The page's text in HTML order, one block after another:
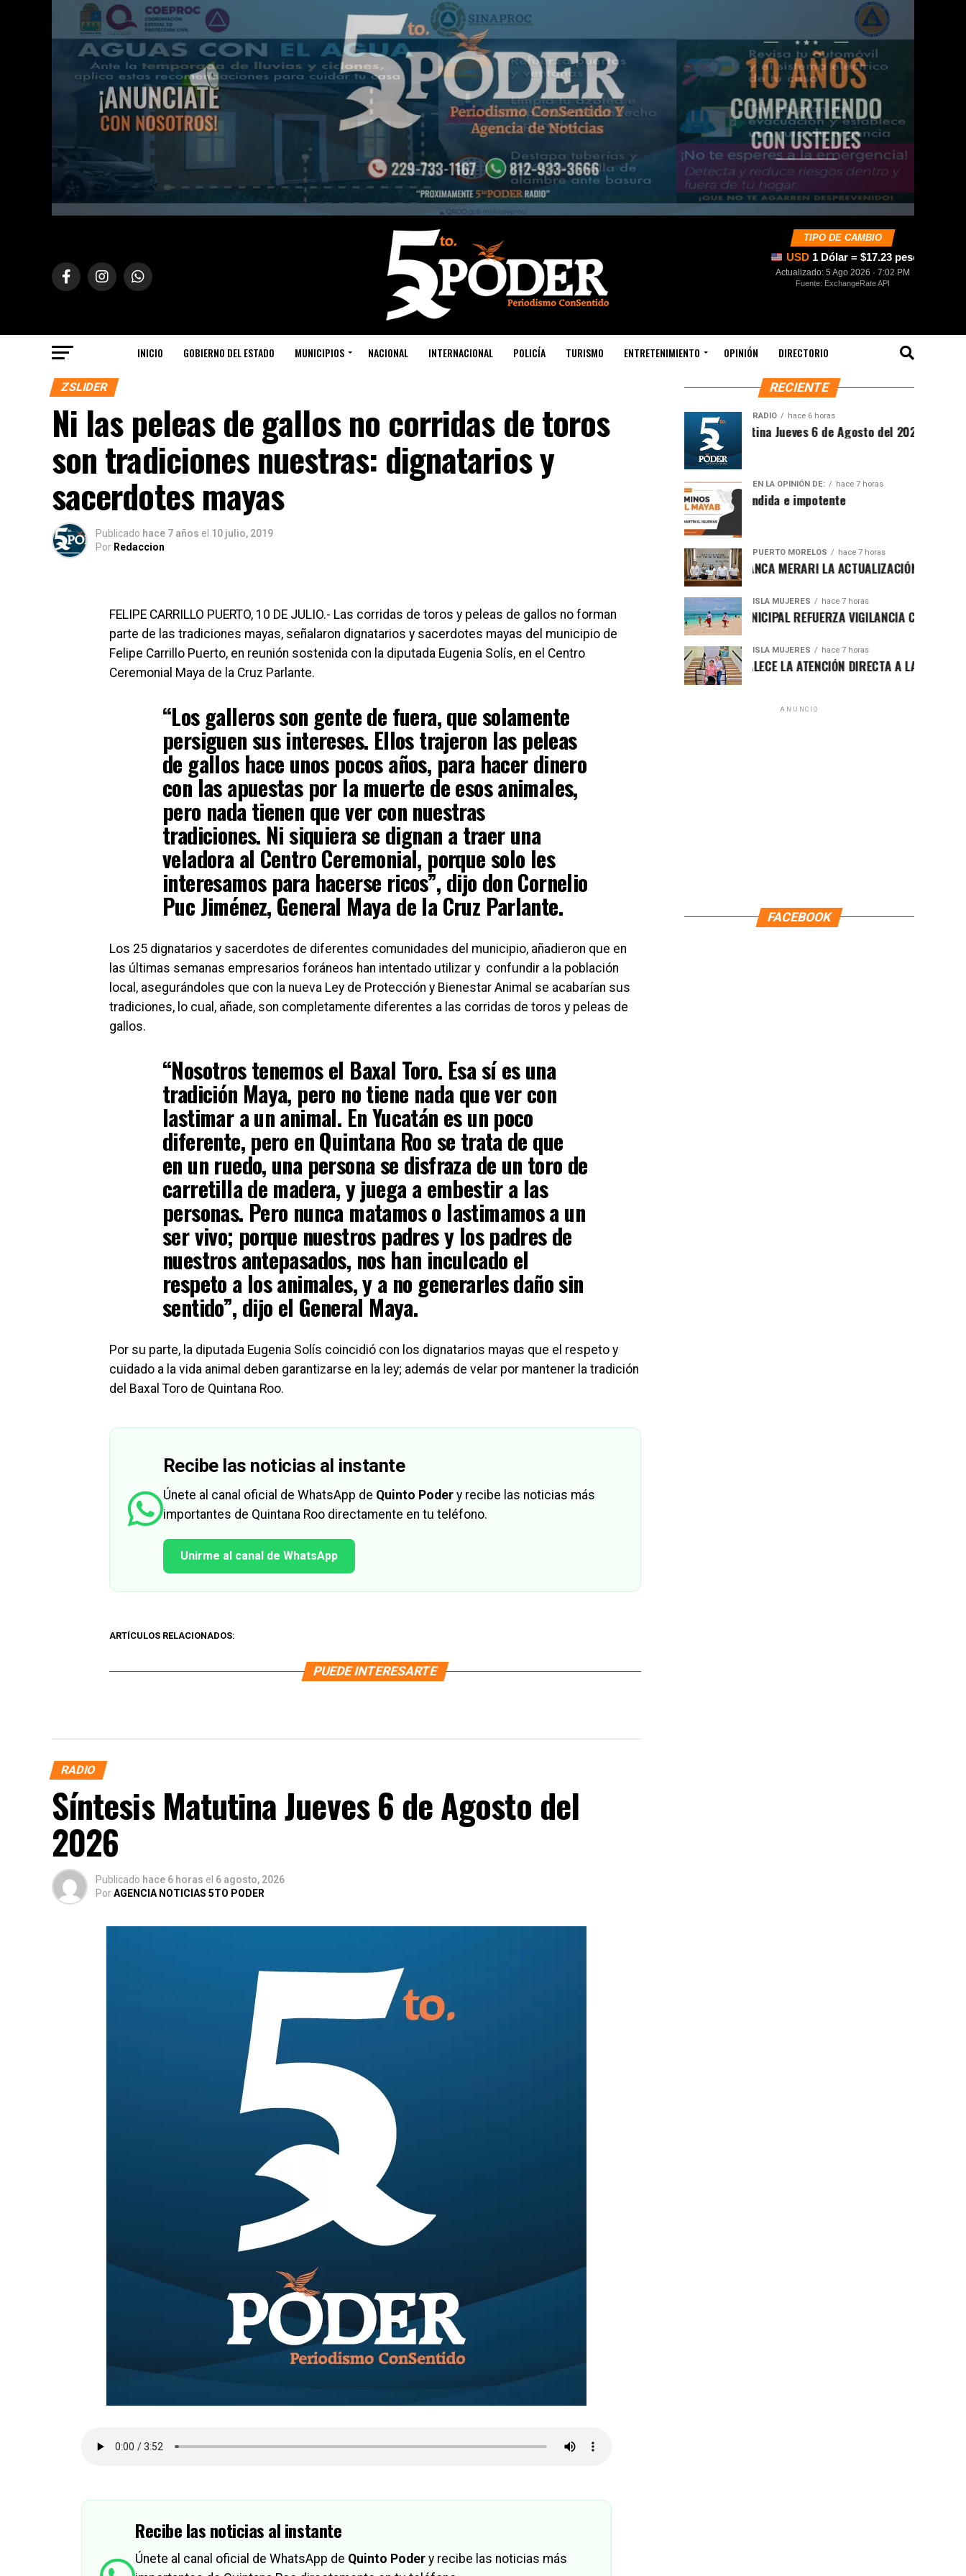
TIPO DE CAMBIO
USD 1 Dólar = $17.23 pesos
Actualizado: 5 Ago 2026 · 7:02 PM
Fuente: ExchangeRate API
INICIO GOBIERNO DEL ESTADO MUNICIPIOS NACIONAL INTERNACIONAL POLICÍA TURISMO ENTRETENIMIENTO OPINIÓN DIRECTORIO
ZSLIDER
Ni las peleas de gallos no corridas de toros
son tradiciones nuestras: dignatarios y
sacerdotes mayas
Publicado hace 7 años el 10 julio, 2019
Por Redaccion
FELIPE CARRILLO PUERTO, 10 DE JULIO.- Las corridas de toros y peleas de gallos no forman
parte de las tradiciones mayas, señalaron dignatarios y sacerdotes mayas del municipio de
Felipe Carrillo Puerto, en reunión sostenida con la diputada Eugenia Solís, en el Centro
Ceremonial Maya de la Cruz Parlante.
“Los galleros son gente de fuera, que solamente
persiguen sus intereses. Ellos trajeron las peleas
de gallos hace unos pocos años, para hacer dinero
con las apuestas por la muerte de esos animales,
pero nada tienen que ver con nuestras
tradiciones. Ni siquiera se dignan a traer una
veladora al Centro Ceremonial, porque solo les
interesamos para hacerse ricos”, dijo don Cornelio
Puc Jiménez, General Maya de la Cruz Parlante.
Los 25 dignatarios y sacerdotes de diferentes comunidades del municipio, añadieron que en
las últimas semanas empresarios foráneos han intentado utilizar y confundir a la población
local, asegurándoles que con la nueva Ley de Protección y Bienestar Animal se acabarían sus
tradiciones, lo cual, añade, son completamente diferentes a las corridas de toros y peleas de
gallos.
“Nosotros tenemos el Baxal Toro. Esa sí es una
tradición Maya, pero no tiene nada que ver con
lastimar a un animal. En Yucatán es un poco
diferente, pero en Quintana Roo se trata de que
en un ruedo, una persona se disfraza de un toro de
carretilla de madera, y juega a embestir a las
personas. Pero nunca matamos o lastimamos a un
ser vivo; porque nuestros padres y los padres de
nuestros antepasados, nos han inculcado el
respeto a los animales, y a no generarles daño sin
sentido”, dijo el General Maya.
Por su parte, la diputada Eugenia Solís coincidió con los dignatarios mayas que el respeto y
cuidado a la vida animal deben garantizarse en la ley; además de velar por mantener la tradición
del Baxal Toro de Quintana Roo.
Recibe las noticias al instante
Únete al canal oficial de WhatsApp de Quinto Poder y recibe las noticias más
importantes de Quintana Roo directamente en tu teléfono.
Unirme al canal de WhatsApp
ARTÍCULOS RELACIONADOS:
PUEDE INTERESARTE
RADIO
Síntesis Matutina Jueves 6 de Agosto del
2026
Publicado hace 6 horas el 6 agosto, 2026
PorAGENCIA NOTICIAS 5TO PODER
Recibe las noticias al instante
Únete al canal oficial de WhatsApp de Quinto Poder y recibe las noticias más
RECIENTE
RADIO hace 6 horas
Síntesis Matutina Jueves 6 de Agosto del 2026
EN LA OPINIÓN DE: hace 7 horas
Sociedad ofendida e impotente
PUERTO MORELOS hace 7 horas
PRESENTA BLANCA MERARI LA ACTUALIZACIÓN DEL ATLAS
ISLA MUJERES hace 7 horas
GOBIERNO MUNICIPAL REFUERZA VIGILANCIA CON
ISLA MUJERES hace 7 horas
ATENEA FORTALECE LA ATENCIÓN DIRECTA A LAS FAMILIAS
ANUNCIO
FACEBOOK